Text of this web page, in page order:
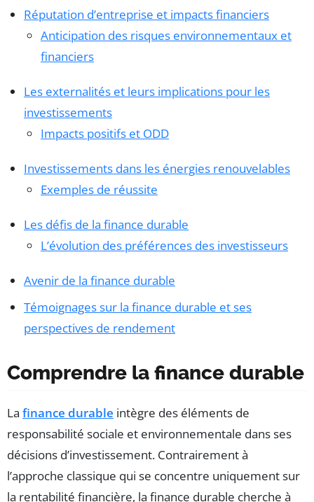
Réputation d’entreprise et impacts financiers
Anticipation des risques environnementaux et
financiers
Les externalités et leurs implications pour les
investissements
Impacts positifs et ODD
Investissements dans les énergies renouvelables
Exemples de réussite
Les défis de la finance durable
L’évolution des préférences des investisseurs
Avenir de la finance durable
Témoignages sur la finance durable et ses
perspectives de rendement
Comprendre la finance durable
La finance durable intègre des éléments de
responsabilité sociale et environnementale dans ses
décisions d’investissement. Contrairement à
l’approche classique qui se concentre uniquement sur
la rentabilité financière, la finance durable cherche à